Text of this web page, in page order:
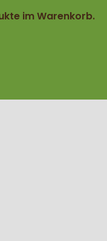
im Warenkorb.